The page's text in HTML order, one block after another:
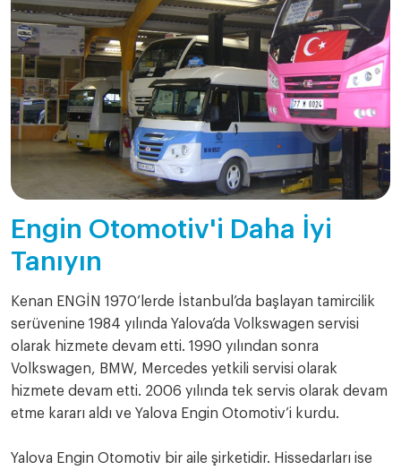
Engin Otomotiv'i Daha İyi
Tanıyın
Kenan ENGİN 1970’lerde İstanbul’da başlayan tamircilik
serüvenine 1984 yılında Yalova’da Volkswagen servisi
olarak hizmete devam etti. 1990 yılından sonra
Volkswagen, BMW, Mercedes yetkili servisi olarak
hizmete devam etti. 2006 yılında tek servis olarak devam
etme kararı aldı ve Yalova Engin Otomotiv’i kurdu.
Yalova Engin Otomotiv bir aile şirketidir. Hissedarları ise